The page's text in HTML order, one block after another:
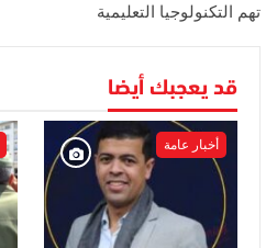
تهم التكنولوجيا التعليمية
قد يعجبك أيضا
أخبار عامة